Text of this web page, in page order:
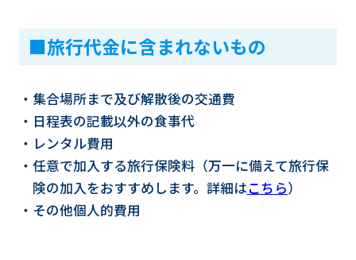
■旅行代金に含まれないもの
・集合場所まで及び解散後の交通費
・日程表の記載以外の食事代
・レンタル費用
・任意で加入する旅行保険料（万一に備えて旅行保
険の加入をおすすめします。詳細はこちら）
・その他個人的費用